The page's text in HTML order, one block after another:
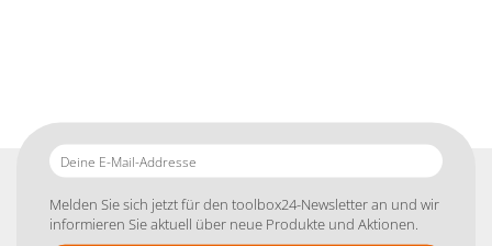
Deine
E-
Addresse
Melden Sie sich jetzt für den toolbox24-Newsletter an und wir
informieren Sie aktuell über neue Produkte und Aktionen.